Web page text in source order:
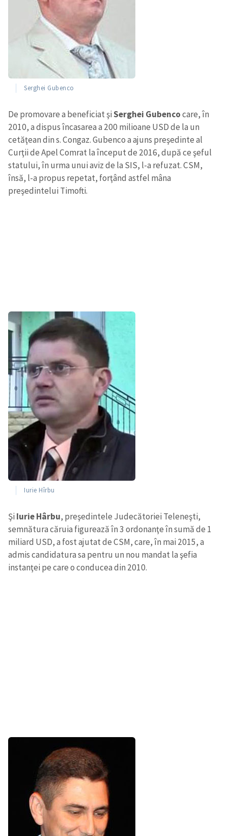
Serghei Gubenco
De promovare a beneficiat şiSerghei Gubencocare, în
2010, a dispus încasarea a 200 milioane USD de la un
cetăţean din s. Congaz. Gubenco a ajuns preşedinte al
Curţii de Apel Comrat la început de 2016, după ce şeful
statului, în urma unui aviz de la SIS, l-a refuzat. CSM,
însă, l-a propus repetat, forţând astfel mâna
preşedintelui Timofti.
Iurie Hîrbu
ŞiIurie Hârbu, preşedintele Judecătoriei Teleneşti,
semnătura căruia figurează în 3 ordonanţe în sumă de 1
miliard USD, a fost ajutat de CSM, care, în mai 2015, a
admis candidatura sa pentru un nou mandat la şefia
instanţei pe care o conducea din 2010.
CONTACT SURSĂ
Sursă anonimă
Nume + Numele meu
Email+ Emailul meu
+ Telefon personal
Am citit și sunt de
acord cupolitica de
confidențialitate.
TRIMITE ȘTIREA